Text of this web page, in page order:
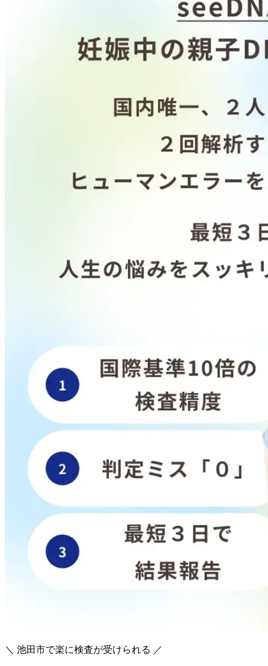
＼ 池田市で楽に検査が受けられる ／